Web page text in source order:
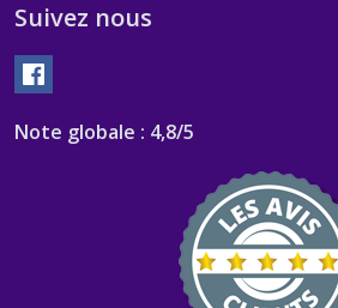
Suivez nous
Note globale : 4,8/5